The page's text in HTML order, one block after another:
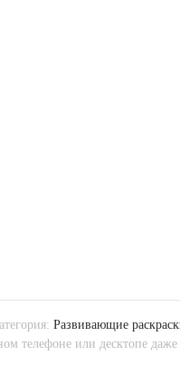
Развивающие
телефоне или десктопе даже